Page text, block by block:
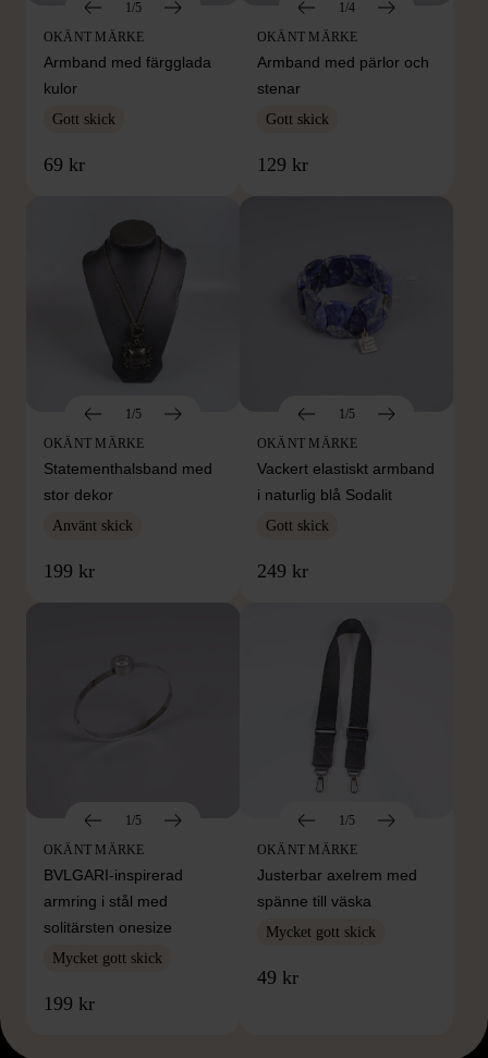
1/5
OKÄNT MÄRKE
Armband med färgglada
kulor
Gott skick
69 kr
1/4
OKÄNT MÄRKE
Armband med pärlor och
stenar
Gott skick
129 kr
1/5
OKÄNT MÄRKE
Statementhalsband med
stor dekor
Använt skick
199 kr
1/5
OKÄNT MÄRKE
Vackert elastiskt armband
i naturlig blå Sodalit
Gott skick
249 kr
1/5
OKÄNT MÄRKE
BVLGARI-inspirerad
armring i stål med
solitärsten onesize
Mycket gott skick
199 kr
1/5
OKÄNT MÄRKE
Justerbar axelrem med
spänne till väska
Mycket gott skick
49 kr